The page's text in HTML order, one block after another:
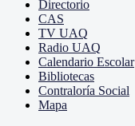
Directorio
CAS
TV UAQ
Radio UAQ
Calendario Escolar
Bibliotecas
Contraloría Social
Mapa